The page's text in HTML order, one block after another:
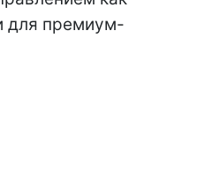
для премиум-